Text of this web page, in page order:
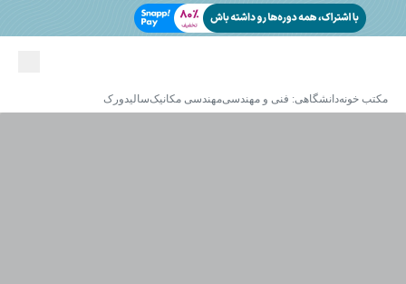
مکتب خونهدانشگاهی: فنی و مهندسیمهندسی مکانیکسالیدورک